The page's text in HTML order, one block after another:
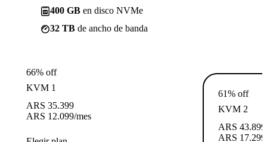
400 GB en disco NVMe
32 TB de ancho de banda
66% off
KVM 1
ARS 35.399
ARS 12.099/mes
61% off
KVM 2
ARS 43.899
ARS 17.299